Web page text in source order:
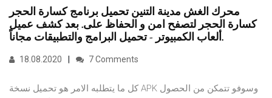
محرك الغش مدينة التنين تحميل برنامج كسارة الحجر
كسارة الحجر لتصفح امن و الحفاظ على. بعد كشف عميل
ألعاب الكمبيوتر - تحميل البرامج والتطبيقات مجاناً.
18.08.2020 7 Comments
كل ما يتطلبه الامر هو تحميل نسخة APK وسوفو تتمكن من الحصول